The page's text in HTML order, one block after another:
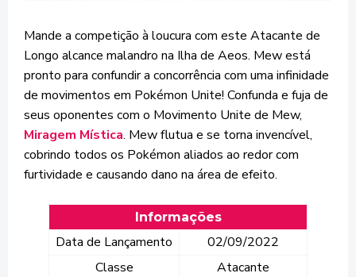
Mande a competição à loucura com este Atacante de
Longo alcance malandro na Ilha de Aeos. Mew está
pronto para confundir a concorrência com uma infinidade
de movimentos em Pokémon Unite! Confunda e fuja de
seus oponentes com o Movimento Unite de Mew,
Miragem Mística. Mew flutua e se torna invencível,
cobrindo todos os Pokémon aliados ao redor com
furtividade e causando dano na área de efeito.
Informações
Data de Lançamento
02/09/2022
Classe
Atacante